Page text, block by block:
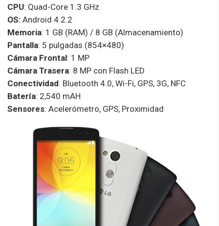
CPU: Quad-Core 1.3 GHz
OS: Android 4.2.2
Memoria: 1 GB (RAM) / 8 GB (Almacenamiento)
Pantalla: 5 pulgadas (854×480)
Cámara Frontal: 1 MP
Cámara Trasera: 8 MP con Flash LED
Conectividad: Bluetooth 4.0, Wi-Fi, GPS, 3G, NFC
Batería: 2,540 mAH
Sensores: Acelerómetro, GPS, Proximidad